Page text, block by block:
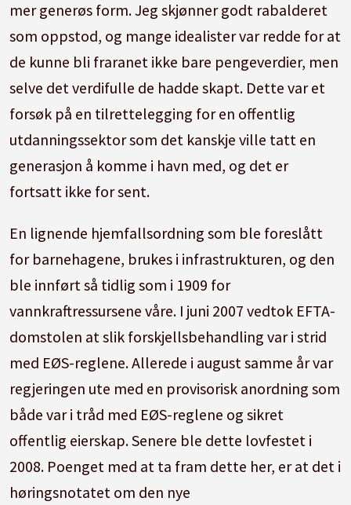
mer generøs form. Jeg skjønner godt rabalderet
som oppstod, og mange idealister var redde for at
de kunne bli fraranet ikke bare pengeverdier, men
selve det verdifulle de hadde skapt. Dette var et
forsøk på en tilrettelegging for en offentlig
utdanningssektor som det kanskje ville tatt en
generasjon å komme i havn med, og det er
fortsatt ikke for sent.
En lignende hjemfallsordning som ble foreslått
for barnehagene, brukes i infrastrukturen, og den
ble innført så tidlig som i 1909 for
vannkraftressursene våre. I juni 2007 vedtok EFTA-
domstolen at slik forskjellsbehandling var i strid
med EØS-reglene. Allerede i august samme år var
regjeringen ute med en provisorisk anordning som
både var i tråd med EØS-reglene og sikret
offentlig eierskap. Senere ble dette lovfestet i
2008. Poenget med at ta fram dette her, er at det i
høringsnotatet om den nye